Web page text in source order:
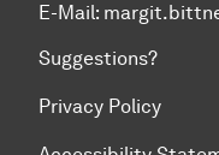
E-Mail:
Suggestions?
Privacy Policy